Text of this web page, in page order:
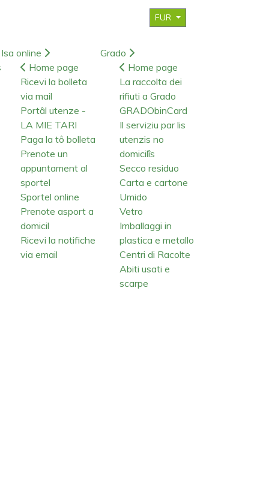
FUR
Isa online
Home page
Ricevi la bolleta
via mail
Portâl utenze -
LA MIE TARI
Paga la tô bolleta
Prenote un
appuntament al
sportel
Sportel online
Prenote asport a
domicil
Ricevi la notifiche
via email
Grado
Home page
La raccolta dei
rifiuti a Grado
GRADObinCard
Il serviziu par lis
utenzis no
domicilîs
Secco residuo
Carta e cartone
Umido
Vetro
Imballaggi in
plastica e metallo
Centri di Racolte
Abiti usati e
scarpe